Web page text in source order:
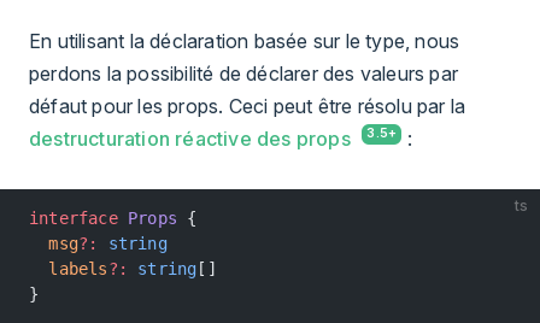
En utilisant la déclaration basée sur le type, nous
perdons la possibilité de déclarer des valeurs par
défaut pour les props. Ceci peut être résolu par la
destructuration réactive des props
:
ts
interface Props {
  msg
?:
string
  labels
?: string []
}